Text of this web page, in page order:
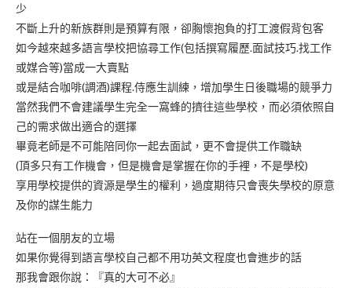
少
不斷上升的新族群則是預算有限，卻胸懷抱負的打工渡假背包客
如今越來越多語言學校把協尋工作(包括撰寫履歷.面試技巧.找工作
或媒合等)當成一大賣點
或是結合咖啡(調酒)課程.侍應生訓練，增加學生日後職場的競爭力
當然我們不會建議學生完全一窩蜂的擠往這些學校，而必須依照自
己的需求做出適合的選擇
畢竟老師是不可能陪同你一起去面試，更不會提供工作職缺
(頂多只有工作機會，但是機會是掌握在你的手裡，不是學校)
享用學校提供的資源是學生的權利，過度期待只會喪失學校的原意
及你的謀生能力
站在一個朋友的立場
如果你覺得到語言學校自己都不用功英文程度也會進步的話
那我會跟你說：『真的大可不必』